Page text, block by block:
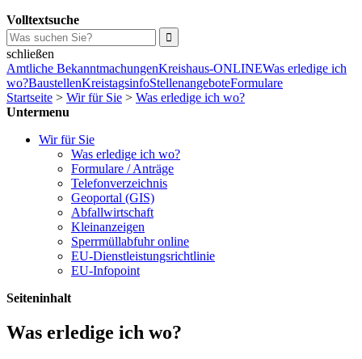
Volltextsuche
schließen
Amtliche BekanntmachungenKreishaus-ONLINEWas erledige ich
wo?BaustellenKreistagsinfoStellenangeboteFormulare
Startseite > Wir für Sie > Was erledige ich wo?
Untermenu
Wir für Sie
Was erledige ich wo?
Formulare / Anträge
Telefonverzeichnis
Geoportal (GIS)
Abfallwirtschaft
Kleinanzeigen
Sperrmüllabfuhr online
EU-Dienstleistungsrichtlinie
EU-Infopoint
Seiteninhalt
Was erledige ich wo?